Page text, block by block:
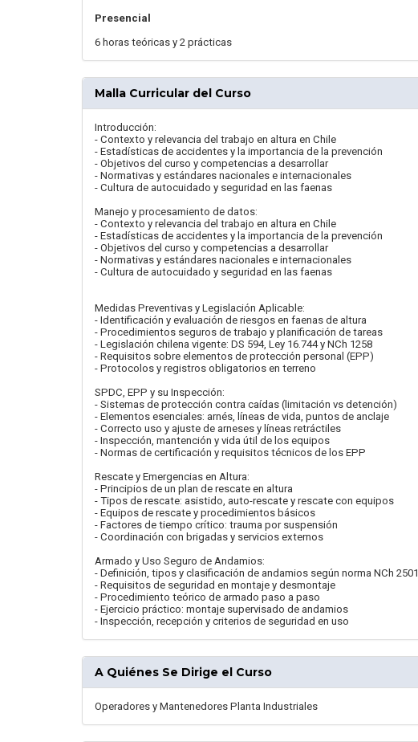
Presencial
6 horas teóricas y 2 prácticas
Malla Curricular del Curso
Introducción:
- Contexto y relevancia del trabajo en altura en Chile
- Estadísticas de accidentes y la importancia de la prevención
- Objetivos del curso y competencias a desarrollar
- Normativas y estándares nacionales e internacionales
- Cultura de autocuidado y seguridad en las faenas
Manejo y procesamiento de datos:
- Contexto y relevancia del trabajo en altura en Chile
- Estadísticas de accidentes y la importancia de la prevención
- Objetivos del curso y competencias a desarrollar
- Normativas y estándares nacionales e internacionales
- Cultura de autocuidado y seguridad en las faenas
Medidas Preventivas y Legislación Aplicable:
- Identificación y evaluación de riesgos en faenas de altura
- Procedimientos seguros de trabajo y planificación de tareas
- Legislación chilena vigente: DS 594, Ley 16.744 y NCh 1258
- Requisitos sobre elementos de protección personal (EPP)
- Protocolos y registros obligatorios en terreno
SPDC, EPP y su Inspección:
- Sistemas de protección contra caídas (limitación vs detención)
- Elementos esenciales: arnés, líneas de vida, puntos de anclaje
- Correcto uso y ajuste de arneses y líneas retráctiles
- Inspección, mantención y vida útil de los equipos
- Normas de certificación y requisitos técnicos de los EPP
Rescate y Emergencias en Altura:
- Principios de un plan de rescate en altura
- Tipos de rescate: asistido, auto-rescate y rescate con equipos
- Equipos de rescate y procedimientos básicos
- Factores de tiempo crítico: trauma por suspensión
- Coordinación con brigadas y servicios externos
Armado y Uso Seguro de Andamios:
- Definición, tipos y clasificación de andamios según norma NCh 2501
- Requisitos de seguridad en montaje y desmontaje
- Procedimiento teórico de armado paso a paso
- Ejercicio práctico: montaje supervisado de andamios
- Inspección, recepción y criterios de seguridad en uso
A Quiénes Se Dirige el Curso
Operadores y Mantenedores Planta Industriales